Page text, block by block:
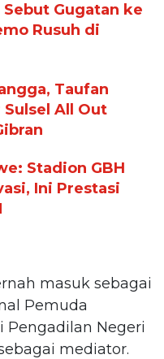
Gugatan ke
Rusuh di
Taufan
Sulsel All Out
Stadion GBH
Ini Prestasi
masuk sebagai
Pemuda
Pengadilan Negeri
mediator.